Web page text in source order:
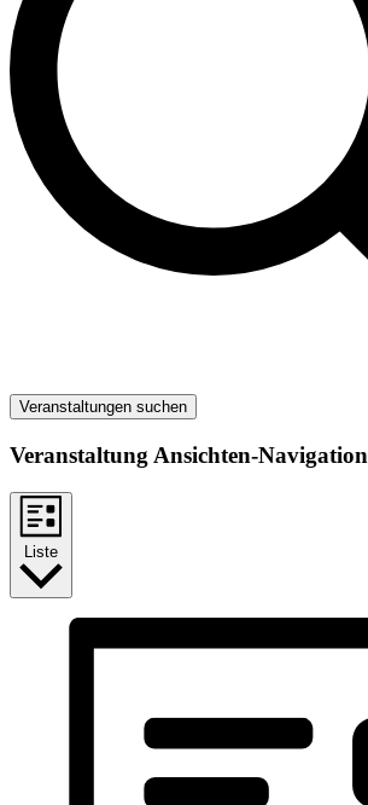
Veranstaltungen suchen
Veranstaltung Ansichten-Navigation
Liste